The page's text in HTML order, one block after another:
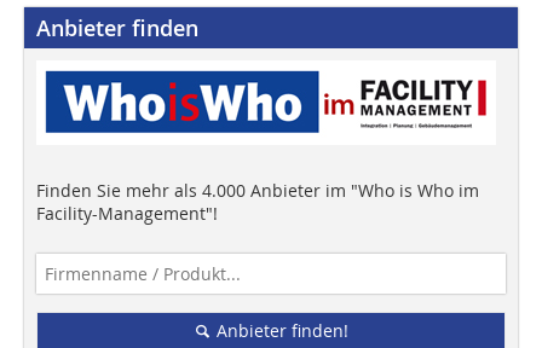
Anbieter finden
Finden Sie mehr als 4.000 Anbieter im "Who is Who im
Facility-Management"!
Anbieter finden!